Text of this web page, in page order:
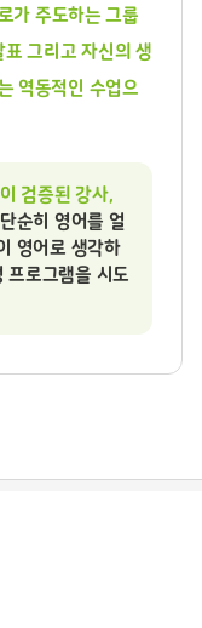
가 주도하는 그룹
그리고 자신의 생
역동적인 수업으
검증된 강사,
단순히 영어를 얼
영어로 생각하
프로그램을 시도